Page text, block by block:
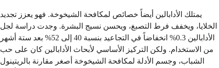
يمتلك الأدابالين أيضاً خصائص لمكافحة الشيخوخة. فهو يعزز تجديد
الخلايا، ويخفف فرط التصبغ، ويحسن نسيج البشرة. وجدت دراسة لجل
الأدابالين 0.3% انخفاضاً في التجاعيد بنسبة 40 إلى 52% بعد ستة أشهر
من الاستخدام. ولكن التركيز الأساسي لأبحاث الأدابالين كان على حب
الشباب، وجسم الأدلة لمكافحة الشيخوخة أصغر مقارنة بالريتينول